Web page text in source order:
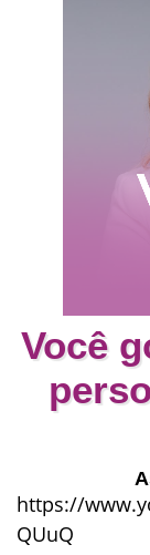
Você
https://
QUuQ